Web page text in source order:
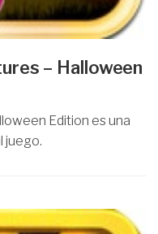
– Halloween
Edition es una
juego.